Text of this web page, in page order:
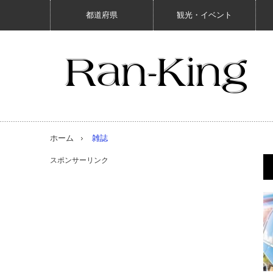
都道府県 観光・イベント
ホーム 雑誌
スポンサーリンク